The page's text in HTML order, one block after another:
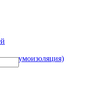
шумоизоляция)